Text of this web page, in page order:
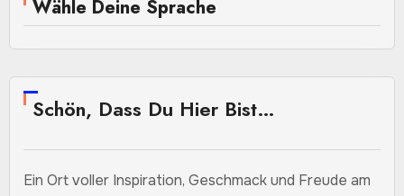
Wähle Deine Sprache
Schön, Dass Du Hier Bist…
Ein Ort voller Inspiration, Geschmack und Freude am